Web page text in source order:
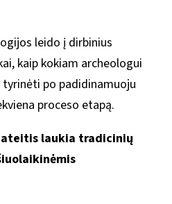
leido į dirbinius
kaip kokiam archeologui
po padidinamuoju
proceso etapą.
laukia tradicinių